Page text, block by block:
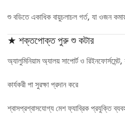
শু বডিতে একাধিক বায়ুচলাচল গর্ত, যা ওজন
★ শক্তপোক্ত পুরু শু কটার
অ্যালুমিনিয়াম অ্যালয় সাপোর্ট ও
কার্যকরী পা সুরক্ষা প্রদান করে
শ্বাসপ্রশ্বাসযোগ্য মেশ ফ্যাব্রিক প্রযুক্তি